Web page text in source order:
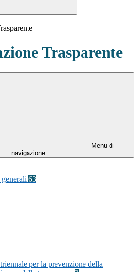
Trasparente
Menu di
navigazione
63
per la prevenzione della